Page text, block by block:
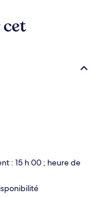
: 15 h 00 ; heure de